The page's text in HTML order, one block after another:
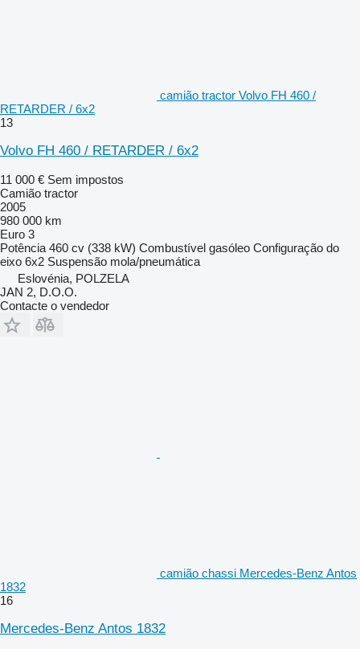
camião tractor Volvo FH 460 /
RETARDER / 6x2
13
Volvo FH 460 / RETARDER / 6x2
11 000 € Sem impostos
Camião tractor
2005
980 000 km
Euro 3
Potência 460 cv (338 kW) Combustível gasóleo Configuração do
eixo 6x2 Suspensão mola/pneumática
Eslovénia, POLZELA
JAN 2, D.O.O.
Contacte o vendedor
camião chassi Mercedes-Benz Antos
1832
16
Mercedes-Benz Antos 1832